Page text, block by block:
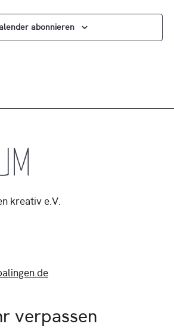
abonnieren
kreativ e.V.
verpassen